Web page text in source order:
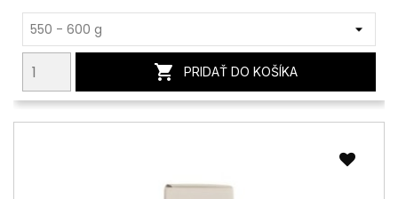
 PRIDAŤ DO KOŠÍKA